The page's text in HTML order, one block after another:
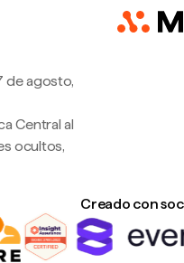
de agosto,
Central al
ocultos,
Creado con